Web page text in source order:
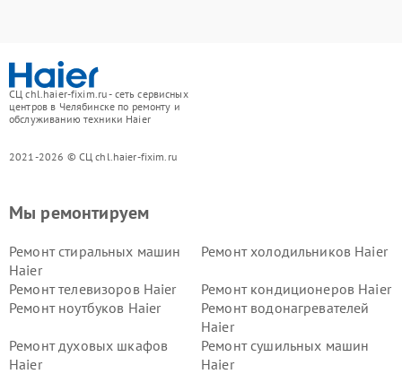
СЦ chl.haier-fixim.ru - сеть сервисных
центров в Челябинске по ремонту и
обслуживанию техники Haier
2021-2026 © СЦ chl.haier-fixim.ru
Мы ремонтируем
Ремонт стиральных машин
Haier
Ремонт холодильников Haier
Ремонт телевизоров Haier
Ремонт кондиционеров Haier
Ремонт ноутбуков Haier
Ремонт водонагревателей
Haier
Ремонт духовых шкафов
Haier
Ремонт сушильных машин
Haier